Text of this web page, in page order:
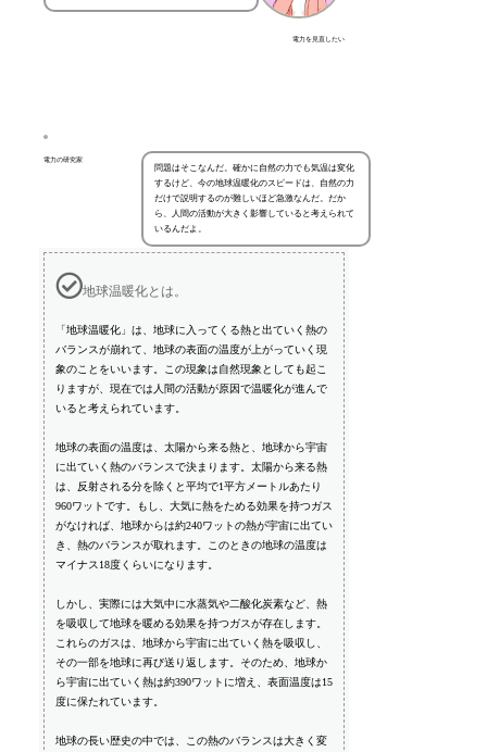
電力を見直したい
電力の研究家
問題はそこなんだ。確かに自然の力でも気温は変化
するけど、今の地球温暖化のスピードは、自然の力
だけで説明するのが難しいほど急激なんだ。だか
ら、人間の活動が大きく影響していると考えられて
いるんだよ。
地球温暖化とは。
「地球温暖化」は、地球に入ってくる熱と出ていく熱の
バランスが崩れて、地球の表面の温度が上がっていく現
象のことをいいます。この現象は自然現象としても起こ
りますが、現在では人間の活動が原因で温暖化が進んで
いると考えられています。
地球の表面の温度は、太陽から来る熱と、地球から宇宙
に出ていく熱のバランスで決まります。太陽から来る熱
は、反射される分を除くと平均で1平方メートルあたり
960ワットです。もし、大気に熱をためる効果を持つガス
がなければ、地球からは約240ワットの熱が宇宙に出てい
き、熱のバランスが取れます。このときの地球の温度は
マイナス18度くらいになります。
しかし、実際には大気中に水蒸気や二酸化炭素など、熱
を吸収して地球を暖める効果を持つガスが存在します。
これらのガスは、地球から宇宙に出ていく熱を吸収し、
その一部を地球に再び送り返します。そのため、地球か
ら宇宙に出ていく熱は約390ワットに増え、表面温度は15
度に保たれています。
地球の長い歴史の中では、この熱のバランスは大きく変